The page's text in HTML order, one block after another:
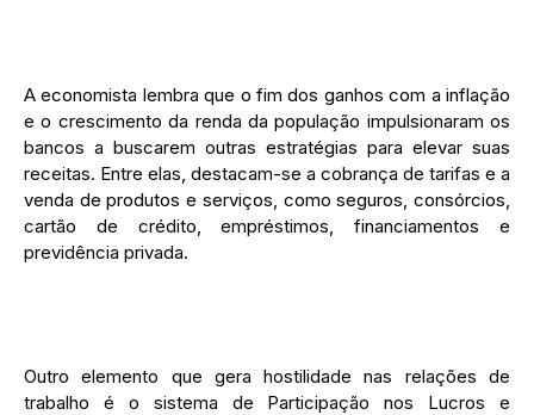
A economista lembra que o fim dos ganhos com a inflação
e o crescimento da renda da população impulsionaram os
bancos a buscarem outras estratégias para elevar suas
receitas. Entre elas, destacam-se a cobrança de tarifas e a
venda de produtos e serviços, como seguros, consórcios,
cartão de crédito, empréstimos, financiamentos e
previdência privada.
Outro elemento que gera hostilidade nas relações de
trabalho é o sistema de Participação nos Lucros e